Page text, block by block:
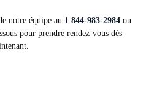
notre équipe au 1 844-983-2984 ou
pour prendre rendez-vous dès